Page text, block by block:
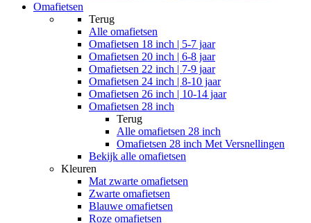
Omafietsen
Terug
Alle omafietsen
Omafietsen 18 inch | 5-7 jaar
Omafietsen 20 inch | 6-8 jaar
Omafietsen 22 inch | 7-9 jaar
Omafietsen 24 inch | 8-10 jaar
Omafietsen 26 inch | 10-14 jaar
Omafietsen 28 inch
Terug
Alle omafietsen 28 inch
Omafietsen 28 inch Met Versnellingen
Bekijk alle omafietsen
Kleuren
Mat zwarte omafietsen
Zwarte omafietsen
Blauwe omafietsen
Roze omafietsen